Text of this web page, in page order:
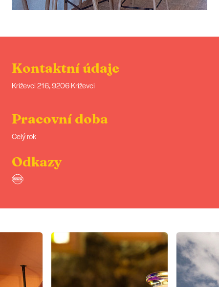
Kontaktní údaje
Križevci 216, 9206 Križevci
Pracovní doba
Celý rok
Odkazy